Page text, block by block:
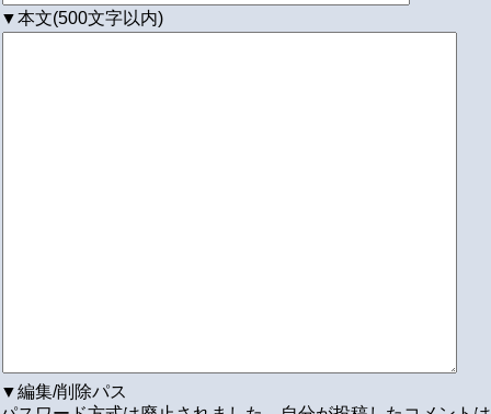
▼本文(500文字以内)
▼編集/削除パス